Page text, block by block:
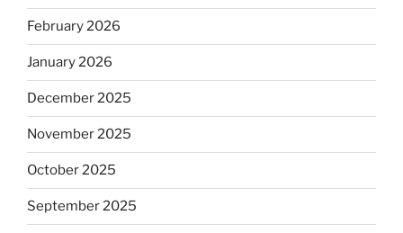
February 2026
January 2026
December 2025
November 2025
October 2025
September 2025